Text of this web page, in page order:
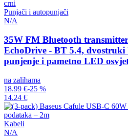
Punjači i autopunjači
N/A
35W FM Bluetooth
EchoDrive - BT 5.4, dvostruki
punjenje i pametno LED
na zalihama
18.99 €-25 %
14.24 €
Kabeli
N/A